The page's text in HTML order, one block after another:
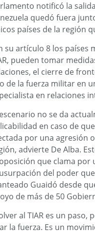
notificó la
quedó fuera
países de la región
su artículo 8 los países
pueden tomar
el cierre de
de la fuerza militar en
en relaciones
no se da
en caso de
por una agresión
advierte De Alba.
que clama
del poder
Guaidó desde
de más de 50
al TIAR es un
la fuerza. Es un